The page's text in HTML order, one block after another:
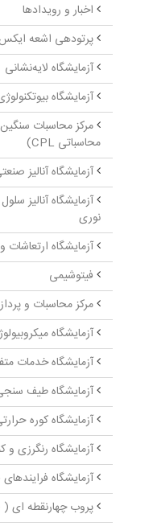
اخبار و رویدادها
پرتودهی اشعه ایکس
آزمایشگاه لایه‌نشانی
آزمایشگاه
مرکز محاسبات
محاسباتی CPL)
آزمایشگاه آنالیز
آزمایشگاه آنالیز
نوری
آزمایشگاه ارتعاشات
فیتوشیمی
مرکز محاسبات و
آزمایشگاه
آزمایشگاه خدمات
آزمایشگاه طیف
آزمایشگاه کوره
آزمایشگاه رنگرزی
آزمایشگاه
پروب چهارنقطه ‏ای ( four Points Probe)